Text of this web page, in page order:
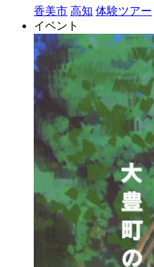
香美市 高知 体験ツアー
イベント